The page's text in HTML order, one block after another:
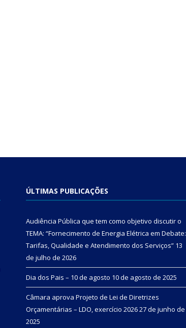
ÚLTIMAS PUBLICAÇÕES
Audiência Pública que tem como objetivo discutir o
TEMA: “Fornecimento de Energia Elétrica em Debate:
Tarifas, Qualidade e Atendimento dos Serviços” 13
de julho de 2026
Dia dos Pais – 10 de agosto 10 de agosto de 2025
Câmara aprova Projeto de Lei de Diretrizes
Orçamentárias – LDO, exercício 202627 de junho de
2025